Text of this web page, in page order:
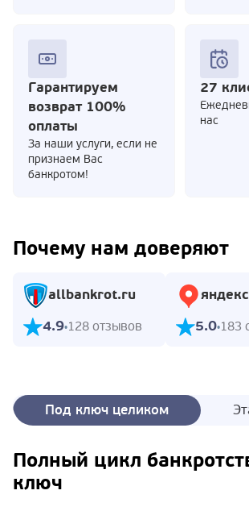
Гарантируем
возврат 100%
оплаты
За наши услуги, если не
признаем Вас
банкротом!
27
нас
Почему нам доверяют
allbankrot.ru
4.9 128 отзывов
яндекс
5.0 183
Под ключ целиком
Полный цикл
ключ